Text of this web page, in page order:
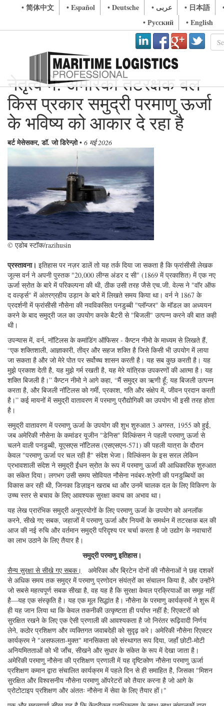
• 简体中文 • Español • Deutsche • عربى • 日本語
• Русский
• English
नेतृत्व में: अमेरिकी तटरक्षक बल
किस प्रकार समुद्री परमाणु ऊर्जा
के भविष्य को आकार दे रहा है
बर्ट मेसेसकर, डॉ. जो डिरेन्ज़ो• 6 मई 2026
© एडोब स्टॉक/razihusin
प्रस्तावना। इतिहास पर नज़र डालें तो यह तर्क दिया जा सकता है कि फ्रांसीसी लेखक
जूल्स वर्न ने अपनी पुस्तक "20,000 लीग्स अंडर द सी" (1869 में प्रकाशित) में एक नए
ऊर्जा स्रोत के बारे में परिकल्पना की थी, ठीक उसी तरह जैसे एच.जी. वेल्स ने "वॉर ऑफ
द वर्ल्ड्स" में अंतरग्रहीय उड़ान के बारे में लिखते समय किया था। वर्न ने 1867 के
प्रदर्शनी में फ्रांसीसी नौसेना की नवविकसित पनडुब्बी "प्लॉन्जर" के मॉडल का अध्ययन
करने के बाद समुद्री जल का उपयोग करके बैटरी से "बिजली" उत्पन्न करने की बात कही
थी।
उपन्यास में, वर्न, नॉटिलस के कमांडिंग ऑफिसर - कैप्टन नीमो के माध्यम से लिखते हैं,
“एक शक्तिशाली, आज्ञाकारी, तीव्र और सहज शक्ति है जिसे किसी भी उपयोग में लाया
जा सकता है और जो मेरे पोत पर सर्वोच्च शासन करती है। यह सब कुछ करती है। यह
मुझे प्रकाश देती है, यह मुझे गर्म रखती है, यह मेरे यांत्रिक उपकरणों की आत्मा है। यह
शक्ति बिजली है।” कैप्टन नीमो ने आगे कहा, “मैं समुद्र का ऋणी हूँ; यह बिजली उत्पन्न
करता है, और बिजली नॉटिलस को गर्मी, प्रकाश, गति और संक्षेप में, जीवन प्रदान करती
है।” कई मायनों में समुद्री वातावरण में परमाणु प्रौद्योगिकी का उपयोग भी इसी तरह होता
है।
समुद्री वातावरण में परमाणु ऊर्जा के उपयोग की शुभ शुरुआत 3 अगस्त, 1955 को हुई,
जब अमेरिकी नौसेना के कमांडर यूजीन "डेनिस" विल्किंसन ने पहली परमाणु ऊर्जा से
चलने वाली पनडुब्बी, यूएसएस नॉटिलस (एसएसएन-571) की पहली यात्रा के दौरान
केवल "परमाणु ऊर्जा पर चल रही है" संदेश भेजा। विल्किंसन के इस सरल लेकिन
प्रभावशाली संदेश ने समुद्री ईंधन स्रोत के रूप में परमाणु ऊर्जा की आधिकारिक शुरुआत
का संकेत दिया। लगभग उसी समय सोवियत नौसेना नवंबर-श्रेणी की पनडुब्बियों का
विकास कर रही थी, जिनका डिज़ाइन खराब था और उनमें चालक दल के लिए विकिरण के
उच्च स्तर से बचाव के लिए आवश्यक सुरक्षा कवच का अभाव था।
यह लेख प्रारंभिक समुद्री अनुप्रयोगों के लिए परमाणु ऊर्जा के उपयोग को अनलॉक
करने, सीखे गए सबक, जहाजों में परमाणु ऊर्जा और नियमों के समर्थन में तटरक्षक बल की
आज की नई रुचि और वर्तमान समुद्री परिदृश्य पर चर्चा करता है जो उद्योग के नवाचारों
का लाभ उठाने के लिए तैयार है।
समुद्री परमाणु इतिहास।
सैन्य सुरक्षा से सीखे गए सबक।
अमेरिका और ब्रिटेन दोनों की नौसेनाओं ने छह दशकों
से अधिक समय तक समुद्र में परमाणु प्रणोदन संयंत्रों का संचालन किया है, और उन्होंने
जो सबसे महत्वपूर्ण सबक सीखा है, वह यह है कि सुरक्षा केवल प्रक्रियाओं का समूह नहीं
है—यह एक संस्कृति है। यह एक मूल सिद्धांत है। नौसेना के परमाणु कार्यक्रमों ने शुरू में
ही यह जान लिया था कि केवल तकनीकी उत्कृष्टता ही पर्याप्त नहीं है; रिएक्टरों को
सुरक्षित रखने के लिए एक ऐसी प्रणाली की आवश्यकता है जो निरंतर रूढ़िवादी निर्णय
लेने, कठोर प्रशिक्षण और व्यक्तिगत जवाबदेही को सुदृढ़ करे। अमेरिकी नौसेना रिएक्टर
कार्यक्रम ने "असफलता-मुक्त" मानसिकता को संस्थागत रूप दिया, जहाँ छोटी-मोटी
अनियमितताओं को भी जाँच, सीखने और सुधार के संकेत के रूप में देखा जाता है।
अमेरिकी परमाणु नौसेना की प्रशिक्षण प्रणाली में यह दृष्टिकोण नौसेना परमाणु ऊर्जा
प्रशिक्षण कमान द्वारा संचालित कार्यक्रम में पहले दिन से ही समाहित है, जिसका "मिशन
सुरक्षित और विश्वसनीय नौसेना परमाणु ऑपरेटरों को तैयार करना है जो आगे के
प्रोटोटाइप प्रशिक्षण और अंततः नौसेना में सेवा के लिए तैयार हों।"